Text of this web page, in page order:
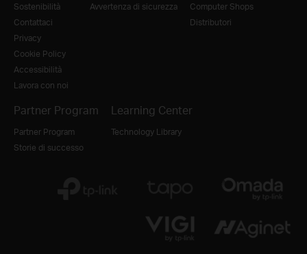
Sostenibilità
Contattaci
Privacy
Cookie Policy
Accessibilità
Lavora con noi
Avvertenza di sicurezza
Computer Shops
Distributori
Partner Program
Partner Program
Storie di successo
Learning Center
Technology Library